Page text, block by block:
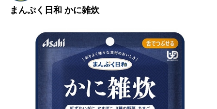
まんぷく日和 かに雑炊